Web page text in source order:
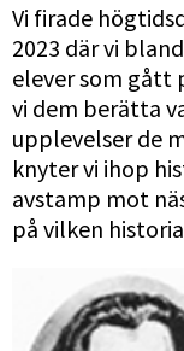
Vi firade
2023 där vi
elever som gått
vi dem berätta
upplevelser de
knyter vi ihop
avstamp mot
på vilken